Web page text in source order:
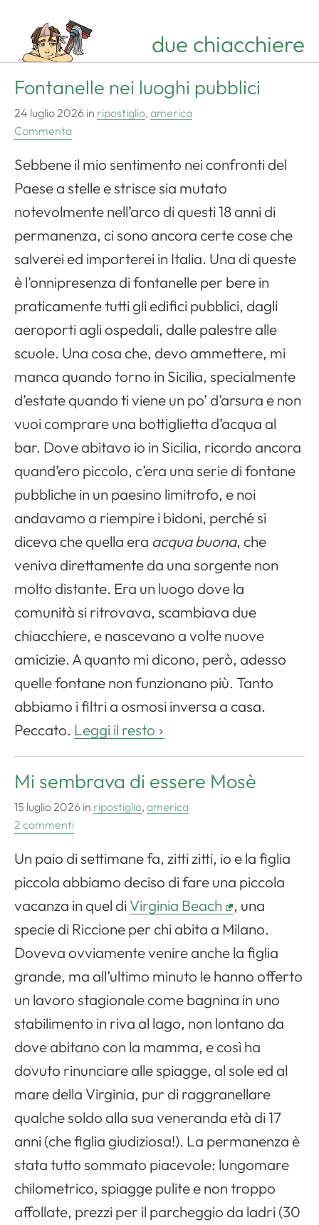
due chiacchiere
Fontanelle nei luoghi pubblici
24 luglio 2026 in ripostiglio, america
Commenta
Sebbene il mio sentimento nei confronti del
Paese a stelle e strisce sia mutato
notevolmente nell’arco di questi 18 anni di
permanenza, ci sono ancora certe cose che
salverei ed importerei in Italia. Una di queste
è l’onnipresenza di fontanelle per bere in
praticamente tutti gli edifici pubblici, dagli
aeroporti agli ospedali, dalle palestre alle
scuole. Una cosa che, devo ammettere, mi
manca quando torno in Sicilia, specialmente
d’estate quando ti viene un po’ d’arsura e non
vuoi comprare una bottiglietta d’acqua al
bar. Dove abitavo io in Sicilia, ricordo ancora
quand’ero piccolo, c’era una serie di fontane
pubbliche in un paesino limitrofo, e noi
andavamo a riempire i bidoni, perché si
diceva che quella era acqua buona, che
veniva direttamente da una sorgente non
molto distante. Era un luogo dove la
comunità si ritrovava, scambiava due
chiacchiere, e nascevano a volte nuove
amicizie. A quanto mi dicono, però, adesso
quelle fontane non funzionano più. Tanto
abbiamo i filtri a osmosi inversa a casa.
Peccato. Leggi il resto
Mi sembrava di essere Mosè
15 luglio 2026 in ripostiglio, america
2 commenti
Un paio di settimane fa, zitti zitti, io e la figlia
piccola abbiamo deciso di fare una piccola
vacanza in quel di Virginia Beach
, una
specie di Riccione per chi abita a Milano.
Doveva ovviamente venire anche la figlia
grande, ma all’ultimo minuto le hanno offerto
un lavoro stagionale come bagnina in uno
stabilimento in riva al lago, non lontano da
dove abitano con la mamma, e così ha
dovuto rinunciare alle spiagge, al sole ed al
mare della Virginia, pur di raggranellare
qualche soldo alla sua veneranda età di 17
anni (che figlia giudiziosa!). La permanenza è
stata tutto sommato piacevole: lungomare
chilometrico, spiagge pulite e non troppo
affollate, prezzi per il parcheggio da ladri (30